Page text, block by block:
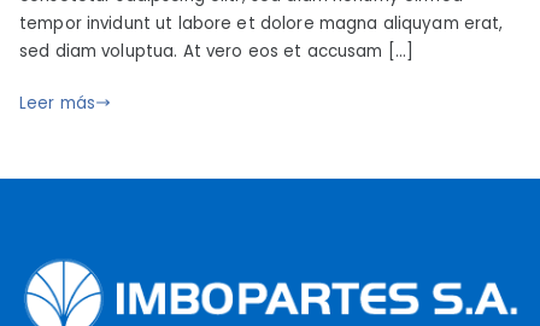
1
9
o
r
a
e
o
2
tempor invidunt ut labore et dolore magna aliquyam erat,
sed diam voluptua. At vero eos et accusam […]
Leer más